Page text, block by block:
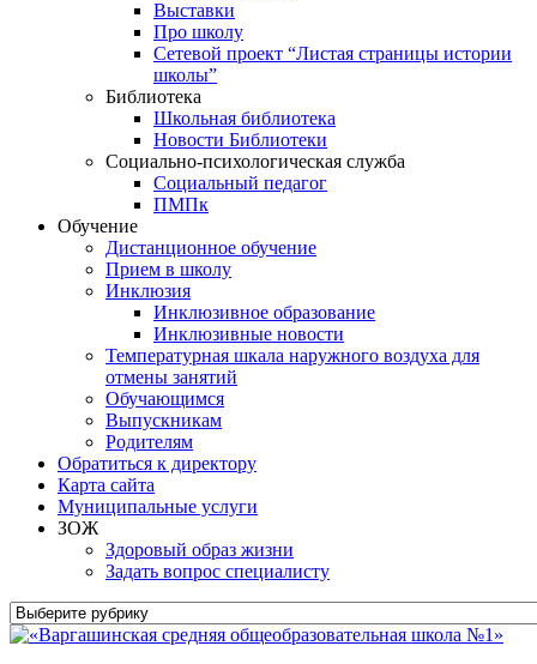
Выставки
Про школу
Сетевой проект “Листая страницы истории
школы”
Библиотека
Школьная библиотека
Новости Библиотеки
Социально-психологическая служба
Социальный педагог
ПМПк
Обучение
Дистанционное обучение
Прием в школу
Инклюзия
Инклюзивное образование
Инклюзивные новости
Температурная шкала наружного воздуха для
отмены занятий
Обучающимся
Выпускникам
Родителям
Обратиться к директору
Карта сайта
Муниципальные услуги
ЗОЖ
Здоровый образ жизни
Задать вопрос специалисту